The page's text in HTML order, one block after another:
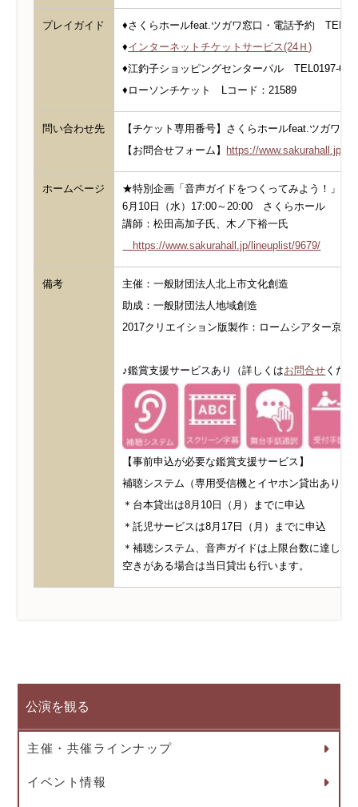
公演を観る
主催・共催ラインナップ
イベント情報
プレイガイド
♦さくらホールfeat.ツガワ窓口・電話予約
♦インターネットチケットサービス(24Ｈ)
♦江釣子ショッピングセンターパル TEL0197-65-
♦ローソンチケット Lコード：21589
問い合わせ先
【チケット専用番号】さくらホールfeat.ツガワ
【お問合せフォーム】
https://www.sakurahall.jp/
ホームページ
★特別企画「音声ガイドをつくってみよう！」（
6月10日（水）17:00～20:00 さくらホール
講師：松田高加子氏、木ノ下裕一氏
https://www.sakurahall.jp/lineuplist/9679/
備考
主催：一般財団法人北上市文化創造
助成：一般財団法人地域創造
2017クリエイション版製作：ロームシアター京都
♪鑑賞支援サービスあり（詳しくはお問合せ くだ
【事前申込が必要な鑑賞支援サービス】
補聴システム（専用受信機とイヤホン貸出あり）
＊台本貸出は8月10日（月）までに申込
＊託児サービスは8月17日（月）までに申込
＊補聴システム、音声ガイドは上限台数に達し次
空きがある場合は当日貸出も行います。